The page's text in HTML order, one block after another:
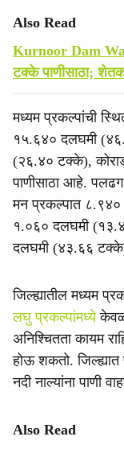
Also Read
Kurnoor Dam
टक्के पाणीसाठा;
मध्यम प्रकल्पांची
१५.६४० दलघमी
(२६.४० टक्के),
पाणीसाठा आहे.
मन प्रकल्पात
१.०६० दलघमी
दलघमी (४३.६६
जिल्ह्यातील मध्यम
लघु प्रकल्पांमध्येकेवळ
अनिश्चितता कायम
होऊ शकतो. जिल्ह्यात
नदी नाल्यांना पाणी
Also Read